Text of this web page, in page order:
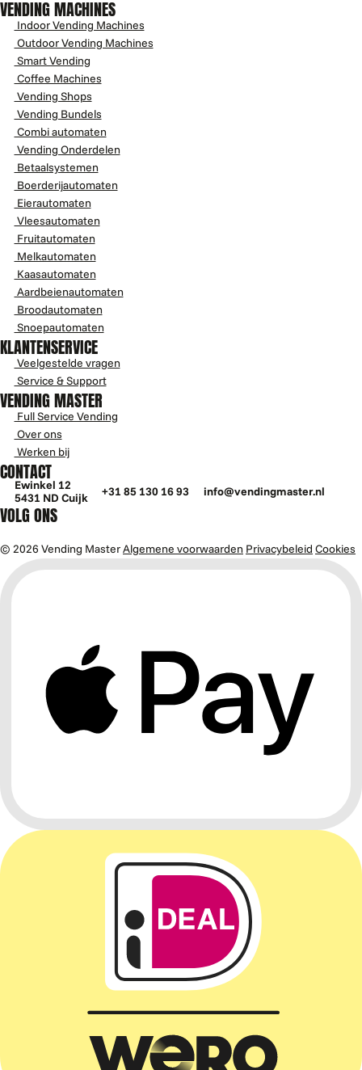
VENDING MACHINES
Indoor Vending Machines
Outdoor Vending Machines
Smart Vending
Coffee Machines
Vending Shops
Vending Bundels
Combi automaten
Vending Onderdelen
Betaalsystemen
Boerderijautomaten
Eierautomaten
Vleesautomaten
Fruitautomaten
Melkautomaten
Kaasautomaten
Aardbeienautomaten
Broodautomaten
Snoepautomaten
KLANTENSERVICE
Veelgestelde vragen
Service & Support
VENDING MASTER
Full Service Vending
Over ons
Werken bij
CONTACT
Ewinkel 12
5431 ND Cuijk
+31 85 130 16 93 info@vendingmaster.nl
VOLG ONS
© 2026 Vending MasterAlgemene voorwaarden Privacybeleid Cookies